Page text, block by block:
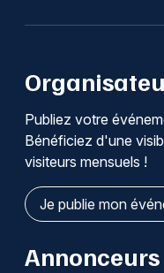
Publiez votre
Bénéficiez d'une
visiteurs mensuels !
Je publie mon
Annonceurs